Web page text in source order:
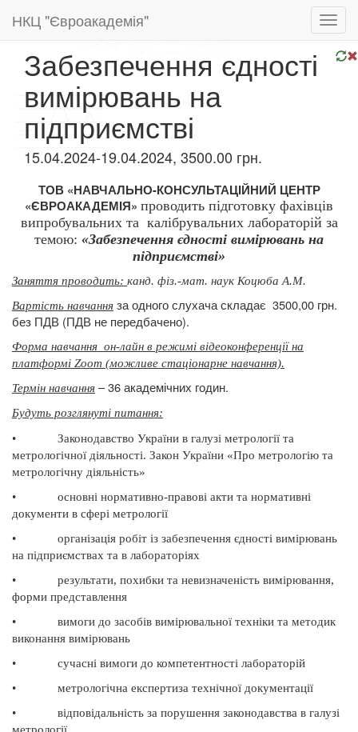
НКЦ "Євроакадемія"
Забезпечення єдності
вимірювань на
підприємстві
15.04.2024-19.04.2024, 3500.00 грн.
ТОВ «НАВЧАЛЬНО-КОНСУЛЬТАЦІЙНИЙ ЦЕНТР
«ЄВРОАКАДЕМІЯ» проводить підготовку фахівців
випробувальних та калібрувальних лабораторій за
темою: «Забезпечення єдності вимірювань на
підприємстві»
Заняття проводить: канд. фіз.-мат. наук Коцюба А.М.
Вартість навчання за одного слухача складає 3500,00 грн.
без ПДВ (ПДВ не передбачено).
Форма навчання он-лайн в режимі відеоконференції на
платформі Zoom (можливе стаціонарне навчання).
Термін навчання – 36 академічних годин.
Будуть розглянуті питання:
•
Законодавство України в галузі метрології та
метрологічної діяльності. Закон України «Про метрологію та
метрологічну діяльність»
•
основні нормативно-правові акти та нормативні
документи в сфері метрології
•
організація робіт із забезпечення єдності вимірювань
на підприємствах та в лабораторіях
•
результати, похибки та невизначеність вимірювання,
форми представлення
•
вимоги до засобів вимірювальної техніки та методик
виконання вимірювань
•
сучасні вимоги до компетентності лабораторій
•
метрологічна експертиза технічної документації
•
відповідальність за порушення законодавства в галузі